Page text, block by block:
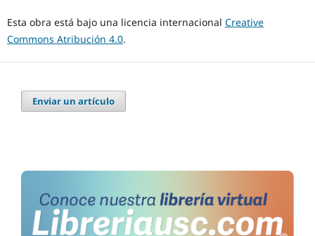
Esta obra está bajo una licencia internacional Creative
Commons Atribución 4.0.
Enviar un artículo